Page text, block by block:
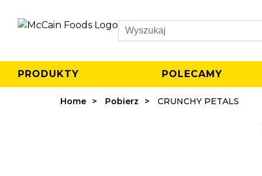
Search
PRODUKTY POLECAMY
Home Pobierz CRUNCHY PETALS